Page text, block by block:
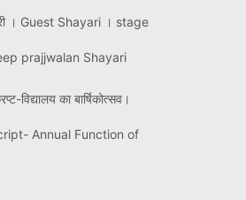
। Guest Shayari । stage
prajjwalan Shayari
विद्यालय का बार्षिकोत्सव।
Annual Function of